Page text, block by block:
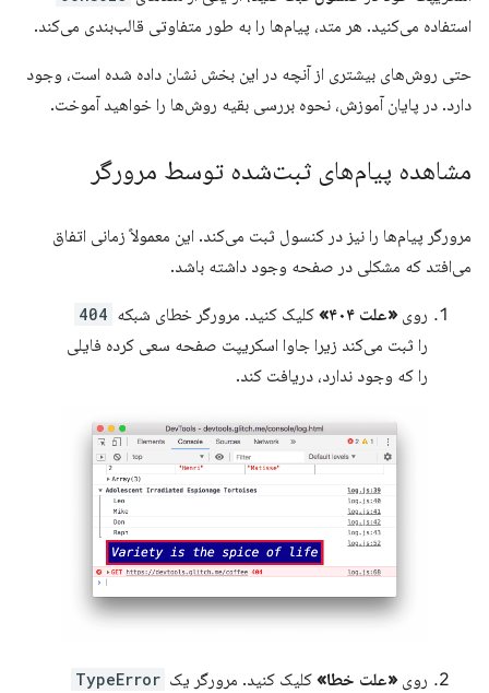
استفاده می‌کنید. هر متد، پیام‌ها را به طور متفاوتی قالب‌بندی می‌کند.
حتی روش‌های بیشتری از آنچه در این بخش نشان داده شده است، وجود
دارد. در پایان آموزش، نحوه بررسی بقیه روش‌ها را خواهید آموخت.
مشاهده پیام‌های ثبت‌شده توسط مرورگر
مرورگر پیام‌ها را نیز در کنسول ثبت می‌کند. این معمولاً زمانی اتفاق
می‌افتد که مشکلی در صفحه وجود داشته باشد.
روی «علت ۴۰۴» کلیک کنید. مرورگر خطای شبکه 404
را ثبت می‌کند زیرا جاوا اسکریپت صفحه سعی کرده فایلی
را که وجود ندارد، دریافت کند.
روی «علت خطا» کلیک کنید. مرورگر یک TypeError